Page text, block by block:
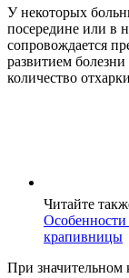
У некоторых
посередине или в
сопровождается
развитием
количество
Читайте
Особенности
крапивницы
При значительном